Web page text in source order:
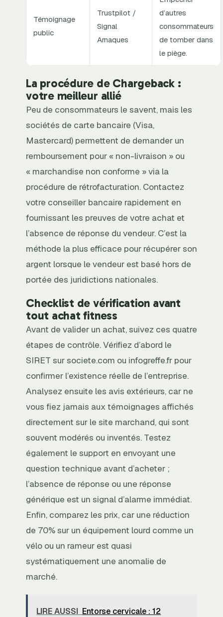
Témoignage
public
Trustpilot /
Signal
Arnaques
d’autres
consommateurs
de tomber dans
le piège.
La procédure de Chargeback :
votre meilleur allié
Peu de consommateurs le savent, mais les
sociétés de carte bancaire (Visa,
Mastercard) permettent de demander un
remboursement pour « non-livraison » ou
« marchandise non conforme » via la
procédure de rétrofacturation. Contactez
votre conseiller bancaire rapidement en
fournissant les preuves de votre achat et
l’absence de réponse du vendeur. C’est la
méthode la plus efficace pour récupérer son
argent lorsque le vendeur est basé hors de
portée des juridictions nationales.
Checklist de vérification avant
tout achat fitness
Avant de valider un achat, suivez ces quatre
étapes de contrôle. Vérifiez d’abord le
SIRET sur societe.com ou infogreffe.fr pour
confirmer l’existence réelle de l’entreprise.
Analysez ensuite les avis extérieurs, car ne
vous fiez jamais aux témoignages affichés
directement sur le site marchand, qui sont
souvent modérés ou inventés. Testez
également le support en envoyant une
question technique avant d’acheter ;
l’absence de réponse ou une réponse
générique est un signal d’alarme immédiat.
Enfin, comparez les prix, car une réduction
de 70% sur un équipement lourd comme un
vélo ou un rameur est quasi
systématiquement une anomalie de
marché.
LIRE AUSSI Entorse cervicale : 12